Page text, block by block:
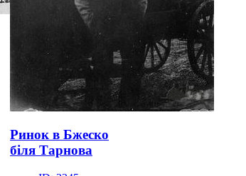
Ринок в Бжеско
біля Тарнова